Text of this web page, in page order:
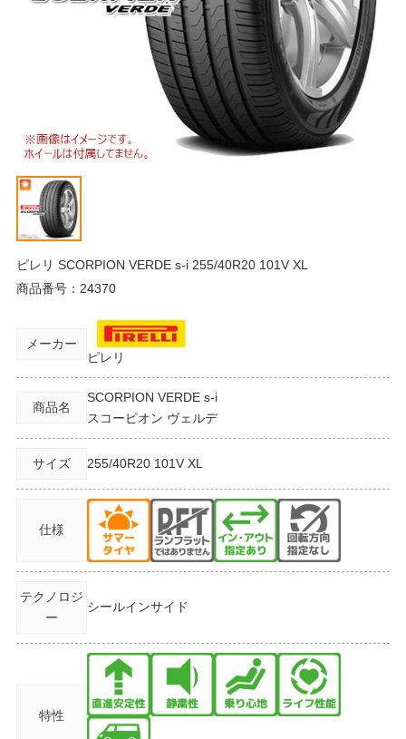
ピレリ SCORPION VERDE s-i 255/40R20 101V XL
商品番号： 24370
メーカー
ピレリ
商品名
SCORPION VERDE s-i
スコーピオン ヴェルデ
サイズ 255/40R20 101V XL
仕様
テクノロジ
ー
シールインサイド
特性